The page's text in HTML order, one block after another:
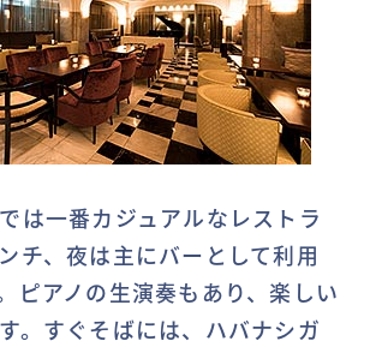
は一番カジュアルなレストラ
チ、夜は主にバーとして利用
ピアノの生演奏もあり、楽しい
。すぐそばには、ハバナシガ